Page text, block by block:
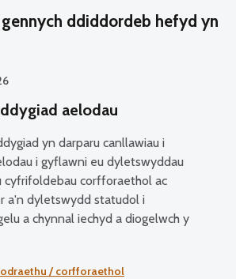
ddiddordeb hefyd yn
aelodau
yn darparu canllawiau i
i gyflawni eu dyletswyddau
cyfrifoldebau corfforaethol ac
a'n dyletswydd statudol i
a chynnal iechyd a diogelwch y
/ corfforaethol